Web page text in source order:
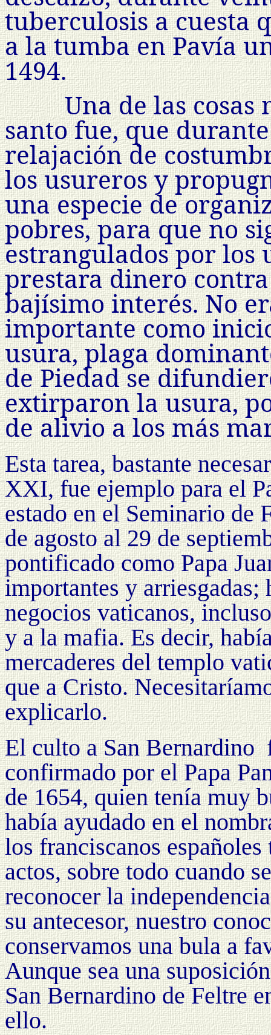
tuberculosis a cuesta
a la tumba en Pavía
1494.
Una de las
santo fue, que
relajación de
los usureros y
una especie de
pobres, para que no
estrangulados por los
prestara dinero
bajísimo interés. No
importante como
usura, plaga
de Piedad se
extirparon la usura,
de alivio a los más
Esta tarea, bastante
XXI, fue ejemplo para el
estado en el Seminario de
de agosto al 29 de
pontificado como Papa
importantes y
negocios vaticanos,
y a la mafia. Es decir,
mercaderes del templo
que a Cristo.
explicarlo.
El culto a San Bernardino
confirmado por el Papa
de 1654, quien tenía muy
había ayudado en el
los franciscanos
actos, sobre todo cuando
reconocer la
su antecesor, nuestro
conservamos una bula a
Aunque sea una
San Bernardino de Feltre
ello.